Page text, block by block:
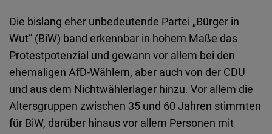
Die bislang eher unbedeutende Partei „Bürger in
Wut“ (BiW) band erkennbar in hohem Maße das
Protestpotenzial und gewann vor allem bei den
ehemaligen AfD-Wählern, aber auch von der CDU
und aus dem Nichtwählerlager hinzu. Vor allem die
Altersgruppen zwischen 35 und 60 Jahren stimmten
für BiW, darüber hinaus vor allem Personen mit